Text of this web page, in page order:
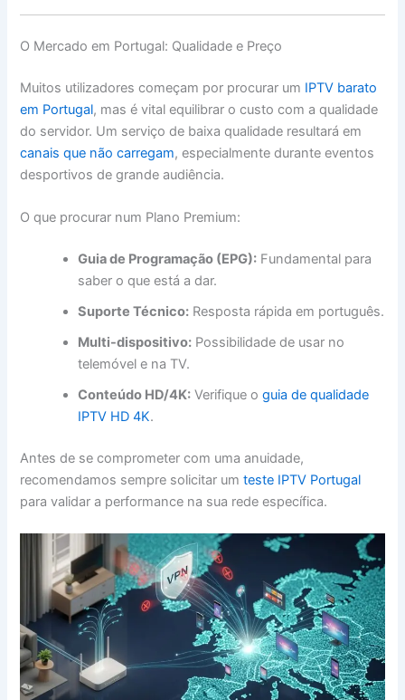
O Mercado em Portugal: Qualidade e Preço
Muitos utilizadores começam por procurar um IPTV barato
em Portugal, mas é vital equilibrar o custo com a qualidade
do servidor. Um serviço de baixa qualidade resultará em
canais que não carregam, especialmente durante eventos
desportivos de grande audiência.
O que procurar num Plano Premium:
Guia de Programação (EPG): Fundamental para
saber o que está a dar.
Suporte Técnico: Resposta rápida em português.
Multi-dispositivo: Possibilidade de usar no
telemóvel e na TV.
Conteúdo HD/4K: Verifique oguia de qualidade
IPTV HD 4K.
Antes de se comprometer com uma anuidade,
recomendamos sempre solicitar umteste IPTV Portugal
para validar a performance na sua rede específica.